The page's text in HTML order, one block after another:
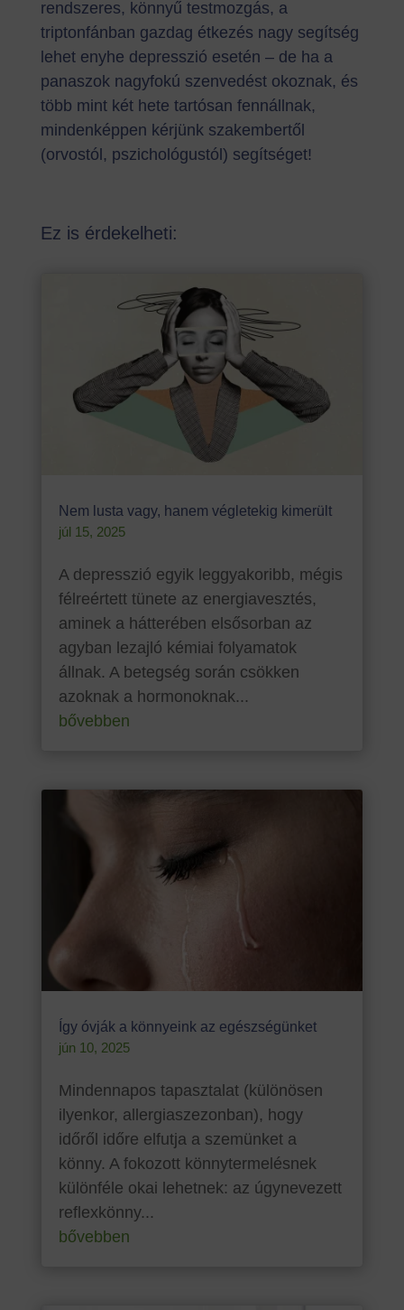
rendszeres, könnyű testmozgás, a
triptonfánban gazdag étkezés nagy segítség
lehet enyhe depresszió esetén – de ha a
panaszok nagyfokú szenvedést okoznak, és
több mint két hete tartósan fennállnak,
mindenképpen kérjünk szakembertől
(orvostól, pszichológustól) segítséget!
Ez is érdekelheti:
Nem lusta vagy, hanem végletekig kimerült
júl 15, 2025
A depresszió egyik leggyakoribb, mégis
félreértett tünete az energiavesztés,
aminek a hátterében elsősorban az
agyban lezajló kémiai folyamatok
állnak. A betegség során csökken
azoknak a hormonoknak...
bővebben
Így óvják a könnyeink az egészségünket
jún 10, 2025
Mindennapos tapasztalat (különösen
ilyenkor, allergiaszezonban), hogy
időről időre elfutja a szemünket a
könny. A fokozott könnytermelésnek
különféle okai lehetnek: az úgynevezett
reflexkönny...
bővebben